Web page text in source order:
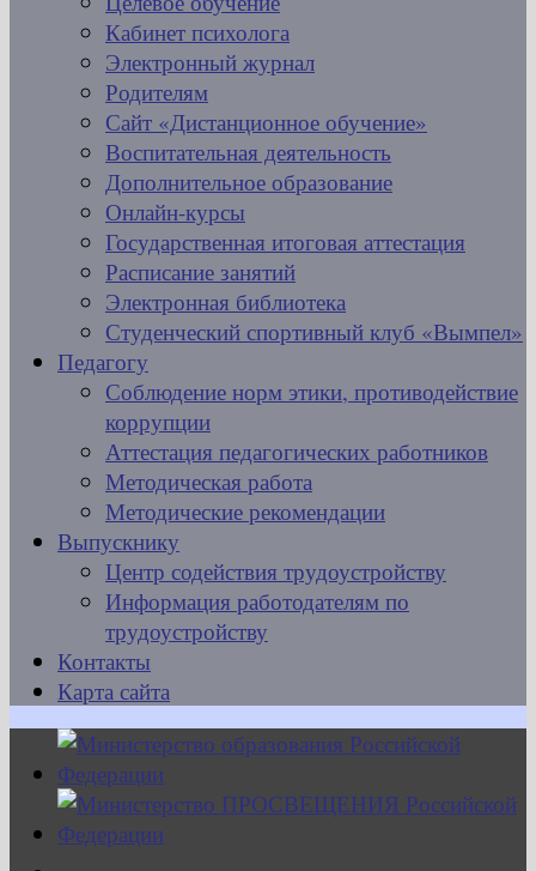
Кабинет психолога
Электронный журнал
Родителям
Сайт «Дистанционное обучение»
Воспитательная деятельность
Дополнительное образование
Онлайн-курсы
Государственная итоговая аттестация
Расписание занятий
Электронная библиотека
Студенческий спортивный клуб «Вымпел»
Педагогу
Соблюдение норм этики, противодействие
коррупции
Аттестация педагогических работников
Методическая работа
Методические рекомендации
Выпускнику
Центр содействия трудоустройству
Информация работодателям по
трудоустройству
Контакты
Карта сайта